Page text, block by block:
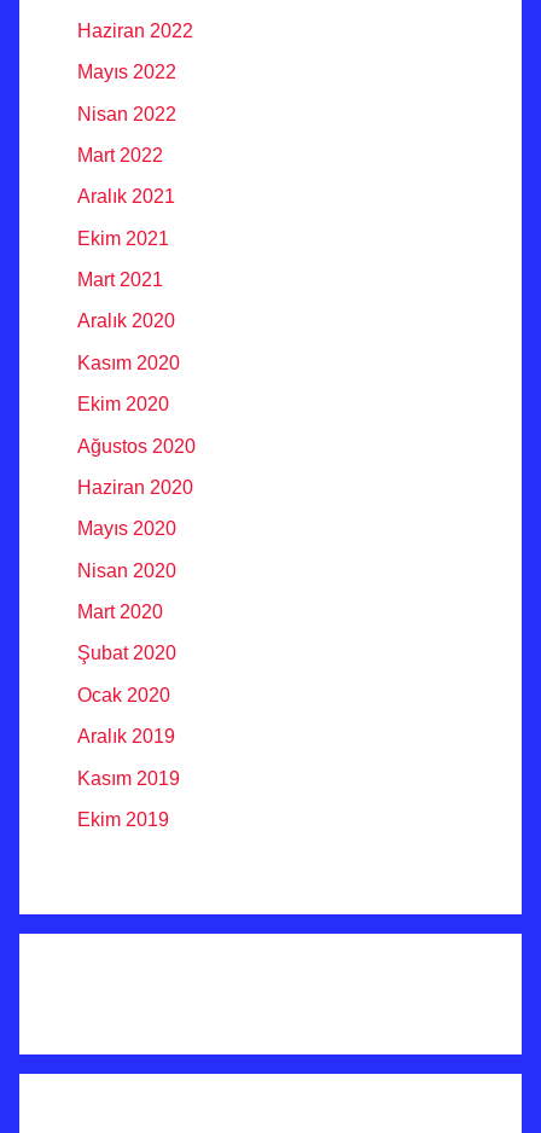
Haziran 2022
Mayıs 2022
Nisan 2022
Mart 2022
Aralık 2021
Ekim 2021
Mart 2021
Aralık 2020
Kasım 2020
Ekim 2020
Ağustos 2020
Haziran 2020
Mayıs 2020
Nisan 2020
Mart 2020
Şubat 2020
Ocak 2020
Aralık 2019
Kasım 2019
Ekim 2019